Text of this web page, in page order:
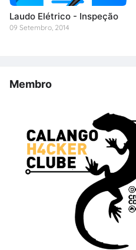
Laudo Elétrico - Inspeção
09 Setembro, 2014
Membro